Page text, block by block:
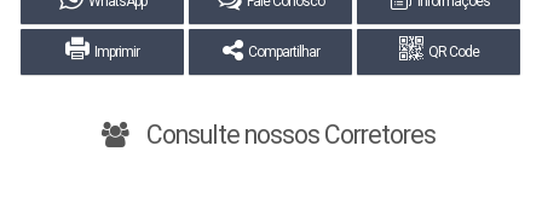
Imprimir Compartilhar QR Code
Consulte nossos Corretores